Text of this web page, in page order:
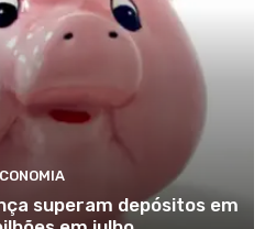
superam depósitos em